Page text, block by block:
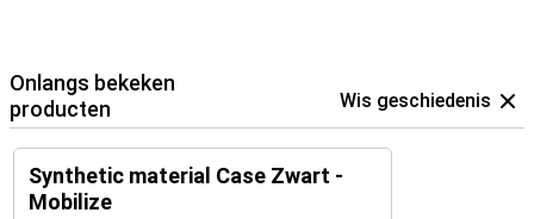
Onlangs bekeken
producten
Wis geschiedenis
Synthetic material Case Zwart -
Mobilize